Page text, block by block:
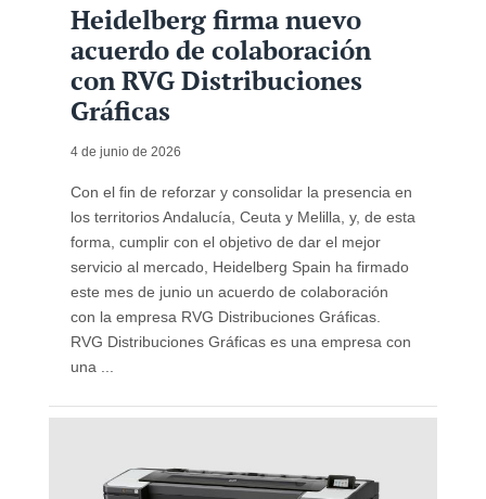
Heidelberg firma nuevo
acuerdo de colaboración
con RVG Distribuciones
Gráficas
4 de junio de 2026
Con el fin de reforzar y consolidar la presencia en
los territorios Andalucía, Ceuta y Melilla, y, de esta
forma, cumplir con el objetivo de dar el mejor
servicio al mercado, Heidelberg Spain ha firmado
este mes de junio un acuerdo de colaboración
con la empresa RVG Distribuciones Gráficas.
RVG Distribuciones Gráficas es una empresa con
una ...